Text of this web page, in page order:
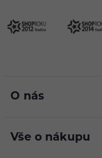
O nás
Vše o nákupu